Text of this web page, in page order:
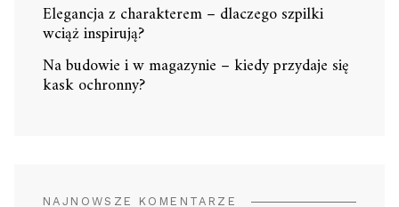
Elegancja z charakterem – dlaczego szpilki
wciąż inspirują?
Na budowie i w magazynie – kiedy przydaje się
kask ochronny?
NAJNOWSZE KOMENTARZE